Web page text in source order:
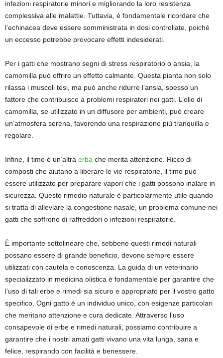
infezioni respiratorie minori e migliorando la loro resistenza
complessiva alle malattie. Tuttavia, è fondamentale ricordare che
l’echinacea deve essere somministrata in dosi controllate, poiché
un eccesso potrebbe provocare effetti indesiderati.
Per i gatti che mostrano segni di stress respiratorio o ansia, la
camomilla può offrire un effetto calmante. Questa pianta non solo
rilassa i muscoli tesi, ma può anche ridurre l’ansia, spesso un
fattore che contribuisce a problemi respiratori nei gatti. L’olio di
camomilla, se utilizzato in un diffusore per ambienti, può creare
un’atmosfera serena, favorendo una respirazione più tranquilla e
regolare.
Infine, il timo è un’altra erba che merita attenzione. Ricco di
composti che aiutano a liberare le vie respiratorie, il timo può
essere utilizzato per preparare vapori che i gatti possono inalare in
sicurezza. Questo rimedio naturale è particolarmente utile quando
si tratta di alleviare la congestione nasale, un problema comune nei
gatti che soffrono di raffreddori o infezioni respiratorie.
È importante sottolineare che, sebbene questi rimedi naturali
possano essere di grande beneficio, devono sempre essere
utilizzati con cautela e conoscenza. La guida di un veterinario
specializzato in medicina olistica è fondamentale per garantire che
l’uso di tali erbe e rimedi sia sicuro e appropriato per il vostro gatto
specifico. Ogni gatto è un individuo unico, con esigenze particolari
che meritano attenzione e cura dedicate. Attraverso l’uso
consapevole di erbe e rimedi naturali, possiamo contribuire a
garantire che i nostri amati gatti vivano una vita lunga, sana e
felice, respirando con facilità e benessere.